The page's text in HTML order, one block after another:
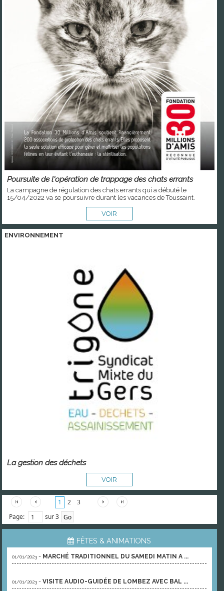
Poursuite de l'opération de trappage des chats errants
La campagne de régulation des chats errants qui a débuté le
15/04/2022 va se poursuivre durant les vacances de Toussaint.
VOIR
ENVIRONNEMENT
La gestion des déchets
VOIR
1 2
3
Page:
sur 3
FÊTES & ANIMATIONS
01/01/2023 - MARCHÉ TRADITIONNEL DU SAMEDI MATIN A ...
01/01/2023 -VISITE AUDIO-GUIDÉE DE LOMBEZ AVEC BAL ...